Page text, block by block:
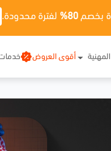
بخصم 80% لفترة محدودة.
أقوى العروض